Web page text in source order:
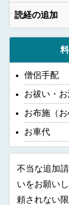
読経の追加
僧侶手配
お祓い・
お布施（お
お車代
不当な追加
いをお願い
頼されない